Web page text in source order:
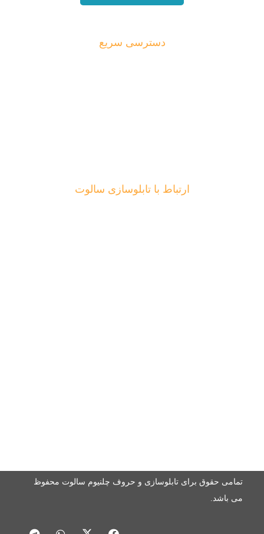
دسترسی سریع
ارتباط با تابلوسازی سالوت
تمامی حقوق برای تابلوسازی و حروف چلنیوم سالوت محفوظ
می باشد.